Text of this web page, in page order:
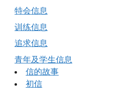
特会信息
训练信息
追求信息
青年及学生信息
信的故事
初信